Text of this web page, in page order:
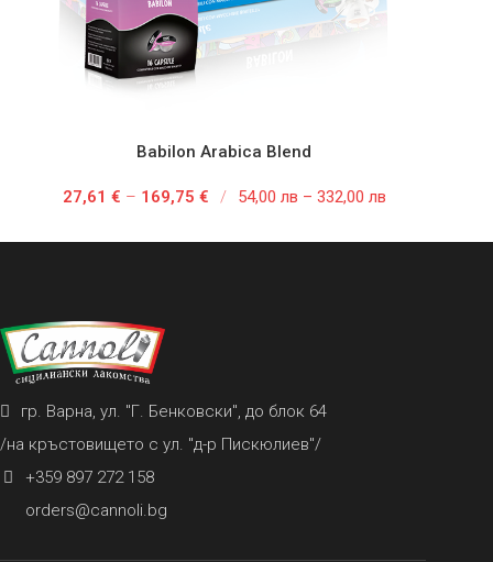
Babilon Arabica Blend
27,61 € – 169,75 € / 54,00 лв – 332,00 лв
гр. Варна, ул. "Г. Бенковски", до блок 64
/на кръстовището с ул. "д-р Пискюлиев"/
+359 897 272 158
orders@cannoli.bg